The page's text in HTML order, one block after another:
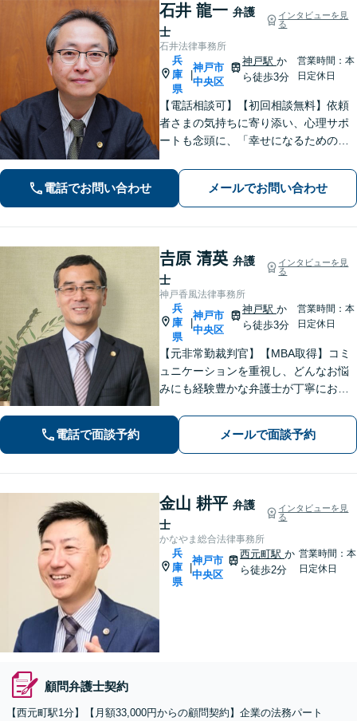
石井 龍一 弁護
士
インタビューを見
る
石井法律事務所
兵
庫
県
神戸市
中央区
神戸駅 か
ら徒歩3分
営業時間：本
日定休日
【電話相談可】【初回相談無料】依頼
者さまの気持ちに寄り添い、心理サポ
ートも念頭に、「幸せになるための解
相続トラブル／交通事故／借金問題な
ど、お困りごとは何でもご相談くださ
い【夜間・休日面談可】【神戸駅3分】
電話でお問い合わせ メールでお問い合わせ
𠮷原 清英 弁護
士
インタビューを見
る
神戸香風法律事務所
兵
庫
県
神戸市
中央区
神戸駅 か
ら徒歩3分
営業時間：本
日定休日
【元非常勤裁判官】【MBA取得】コミ
ュニケーションを重視し、どんなお悩
みにも経験豊かな弁護士が丁寧にお応
定規的ではなく、法律を用いて人間の
「感情」を、いかに解決に導くかを大
切にしています【神戸駅3分】
電話で面談予約 メールで面談予約
金山 耕平 弁護
士
インタビューを見
る
かなやま総合法律事務所
兵
庫
県
神戸市
中央区
西元町駅か
ら徒歩2分
営業時間：本
日定休日
顧問弁護士契約
【​西元町駅1分】【月額33,000円からの顧問契約】企業の法務パート